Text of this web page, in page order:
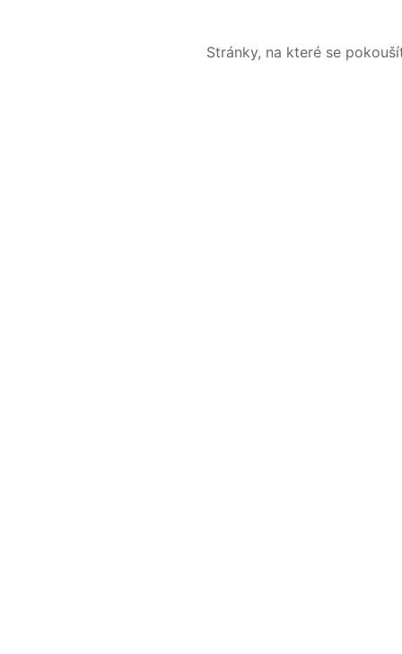
Stránky, na které se